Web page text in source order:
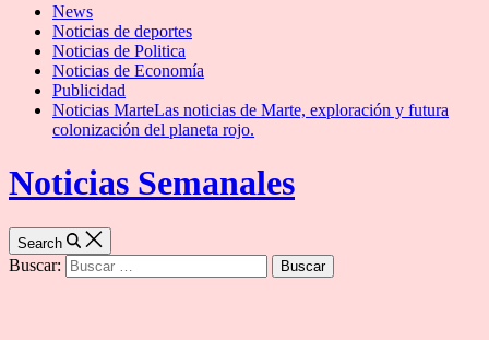
News
Noticias de deportes
Noticias de Politica
Noticias de Economía
Publicidad
Noticias MarteLas noticias de Marte, exploración y futura
colonización del planeta rojo.
Noticias Semanales
Search
Buscar: